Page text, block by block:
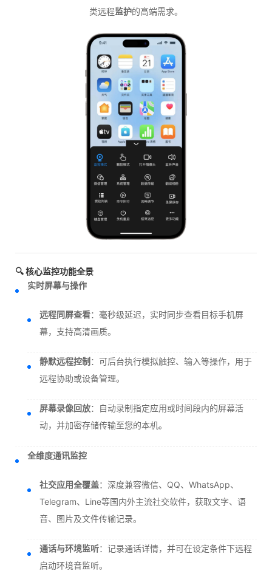
类远程监护的高端需求。
🔍 核心监控功能全景
实时屏幕与操作
远程同屏查看：毫秒级延迟，实时同步查看目标手机屏
幕，支持高清画质。
静默远程控制 ：可后台执行模拟触控、输入等操作，用于
远程协助或设备管理。
屏幕录像回放：自动录制指定应用或时间段内的屏幕活
动，并加密存储传输至您的本机。
全维度通讯监控
社交应用全覆盖：深度兼容微信、QQ、WhatsApp、
Telegram、Line等国内外主流社交软件，获取文字、语
音、图片及文件传输记录。
通话与环境监听：记录通话详情，并可在设定条件下远程
启动环境音监听。